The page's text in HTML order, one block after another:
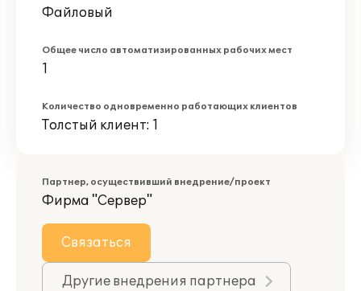
Файловый
Общее число автоматизированных рабочих мест
1
Количество одновременно работающих клиентов
Толстый клиент: 1
Партнер, осуществивший внедрение/проект
Фирма "Сервер"
Связаться
Другие внедрения партнера